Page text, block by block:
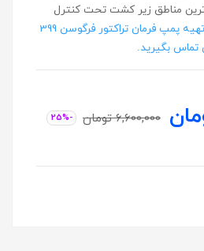
ترین مناطق زیر کشت تحت کنترل
جهت تهیه پمپ فرمان تراکتور فرگوسن 399
تماس بگیرید.
6,600,000 تومان -25%